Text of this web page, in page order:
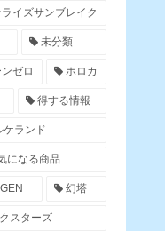
イズサンブレイク
未分類
ゼロ ホロカ
得する情報
ランド
になる商品
幻塔
スターズ